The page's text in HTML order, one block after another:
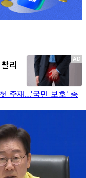
주재…'국민 보호' 총